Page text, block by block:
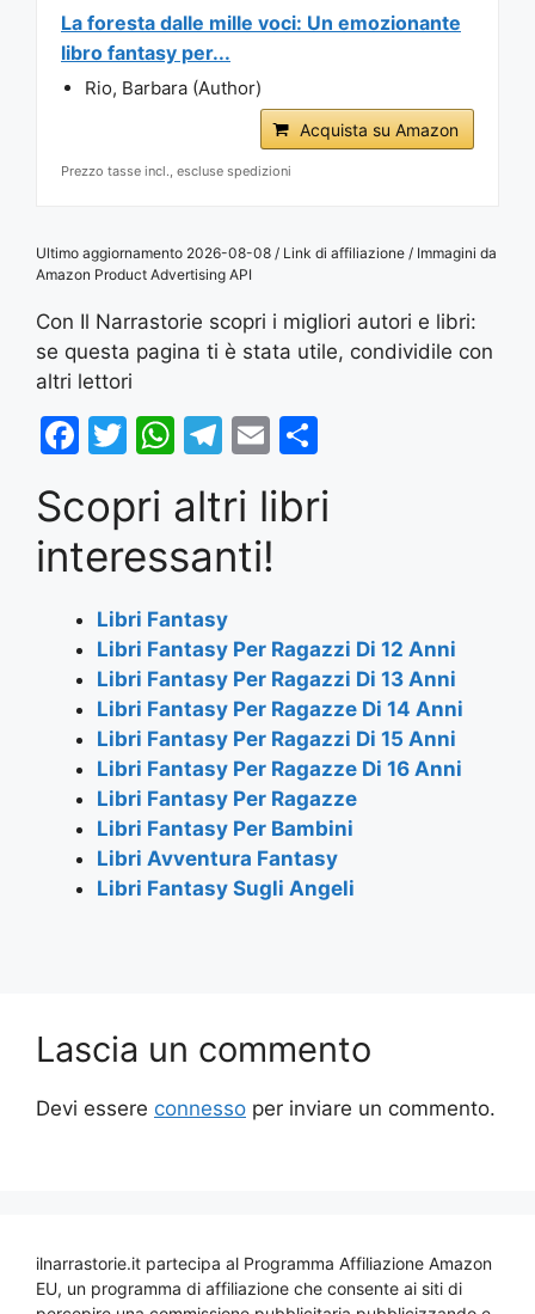
La foresta dalle mille voci: Un emozionante
libro fantasy per...
Rio, Barbara (Author)
Acquista su Amazon
Prezzo tasse incl., escluse spedizioni
Ultimo aggiornamento 2026-08-08 / Link di affiliazione / Immagini da
Amazon Product Advertising API
Con Il Narrastorie scopri i migliori autori e libri:
se questa pagina ti è stata utile, condividile con
altri lettori
F
c
e
b
o
o
k
T
itt
er
W
at
s
A
p
p
T
e
gr
a
m
E
ai
l
ar
Scopri altri libri
interessanti!
Libri Fantasy
Libri Fantasy Per Ragazzi Di 12 Anni
Libri Fantasy Per Ragazzi Di 13 Anni
Libri Fantasy Per Ragazze Di 14 Anni
Libri Fantasy Per Ragazzi Di 15 Anni
Libri Fantasy Per Ragazze Di 16 Anni
Libri Fantasy Per Ragazze
Libri Fantasy Per Bambini
Libri Avventura Fantasy
Libri Fantasy Sugli Angeli
Lascia un commento
Devi essere connesso per inviare un commento.
ilnarrastorie.it partecipa al Programma Affiliazione Amazon
EU, un programma di affiliazione che consente ai siti di